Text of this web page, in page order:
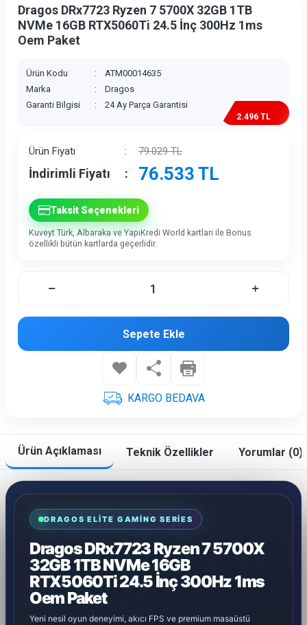
Dragos DRx7723 Ryzen 7 5700X 32GB 1TB
NVMe 16GB RTX5060Ti 24.5 İnç 300Hz 1ms
Oem Paket
Ürün Kodu :
ATM00014635
Marka
:
Dragos
Garanti Bilgisi
: 24 Ay Parça Garantisi
2.496 TL
Ürün Fiyatı : 79.029TL
İndirimli Fiyatı : 76.533 TL
Taksit Seçenekleri
Kuveyt Türk, Albaraka ve YapıKredi World kartları ile Bonus
özellikli bütün kartlarda geçerlidir.
Sepete Ekle
KARGO BEDAVA
Ürün Açıklaması Teknik Özellikler Yorumlar (0)
DRAGOS ELITE GAMING SERIES
Dragos DRx7723 Ryzen 7 5700X
32GB 1TB NVMe 16GB
RTX5060Ti 24.5 İnç 300Hz 1ms
Oem Paket
Yeni nesil oyun deneyimi, akıcı FPS ve premium masaüstü